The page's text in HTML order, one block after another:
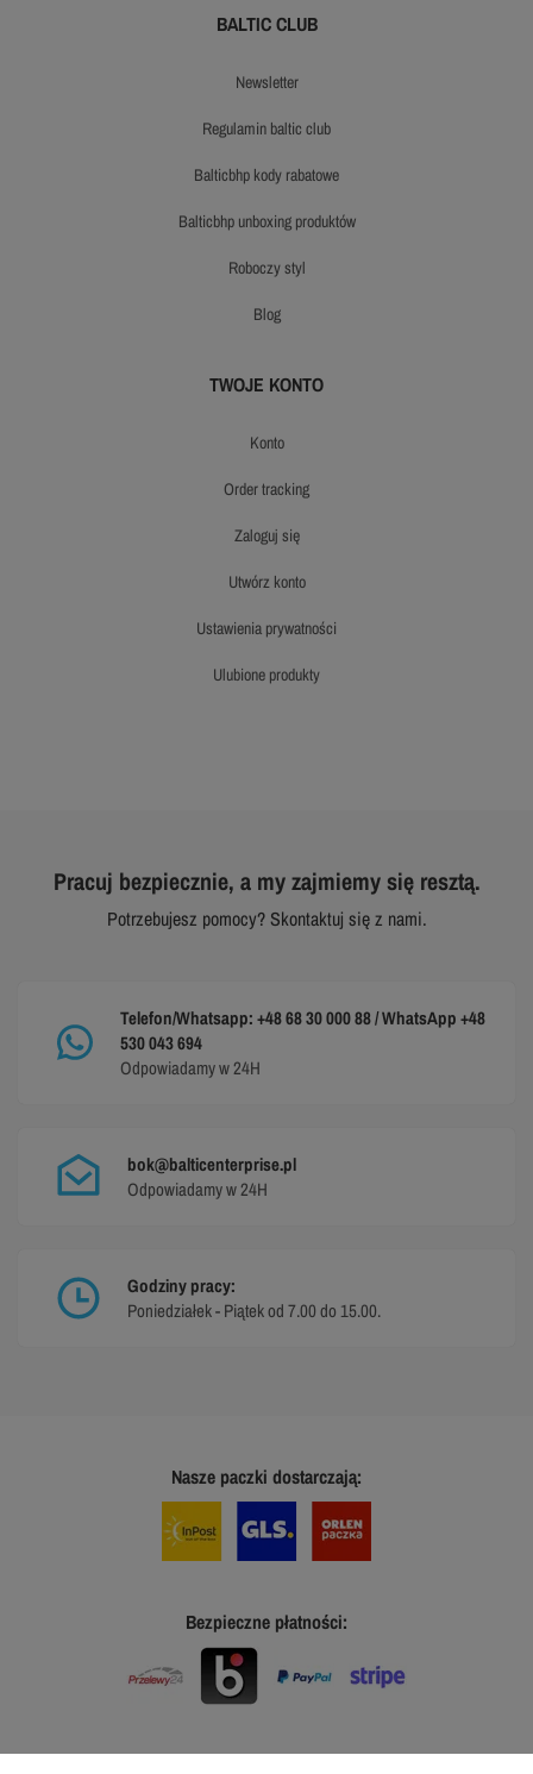
BALTIC CLUB
newsletter
regulamin baltic club
balticbhp kody rabatowe
balticbhp unboxing produktów
roboczy styl
blog
TWOJE KONTO
konto
order tracking
zaloguj się
utwórz konto
ustawienia prywatności
ulubione produkty
Pracuj bezpiecznie, a my zajmiemy się resztą.
Potrzebujesz pomocy? Skontaktuj się z nami.
Telefon/Whatsapp: +48 68 30 000 88 / WhatsApp +48
530 043 694
Odpowiadamy w 24H
bok@balticenterprise.pl
Odpowiadamy w 24H
Godziny pracy:
Poniedziałek - Piątek od 7.00 do 15.00.
Nasze paczki dostarczają:
Bezpieczne płatności: